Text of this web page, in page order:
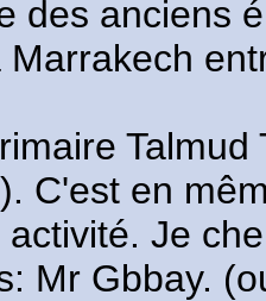
des anciens
Marrakech
C'est en
Je
Mr Gbbay.